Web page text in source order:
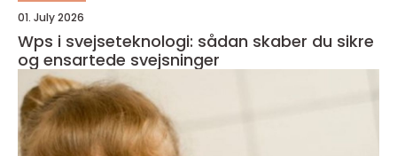
01. July 2026
Wps i svejseteknologi: sådan skaber du sikre
og ensartede svejsninger